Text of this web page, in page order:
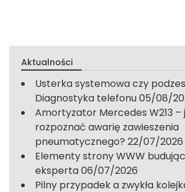
Aktualności
Usterka systemowa czy
Diagnostyka telefonu05/08/
Amortyzator Mercedes W213 –
rozpoznać awarię zawieszenia
pneumatycznego? 22/07/2026
Elementy strony WWW
eksperta06/07/2026
Pilny przypadek a zwykła